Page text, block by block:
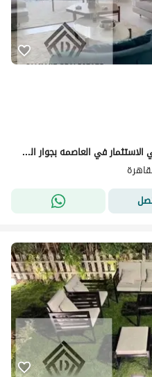
دوبلكس 4غرف للبيع بسعر لقطه لمحبي الاستثمار في العاصمه بجوار المطار بنظام مقدمك خصمك علي 12سنه اقساط متساويه